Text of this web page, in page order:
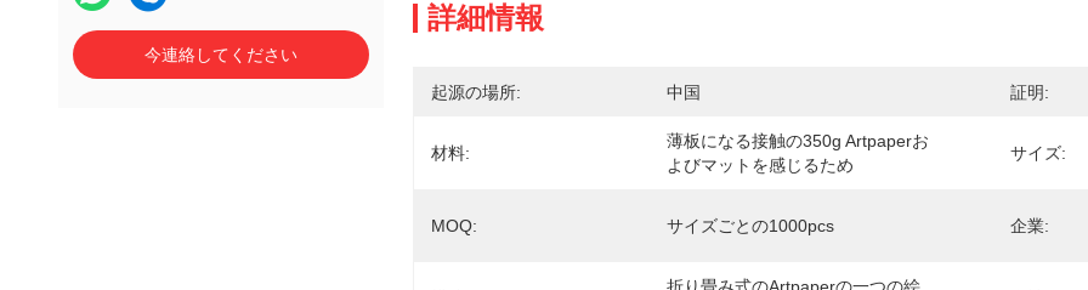
今連絡してください
詳細情報
起源の場所: 中国 証明:
材料:
薄板になる接触の350g Artpaperお
よびマットを感じるため
サイズ:
MOQ: サイズごとの1000pcs 企業: